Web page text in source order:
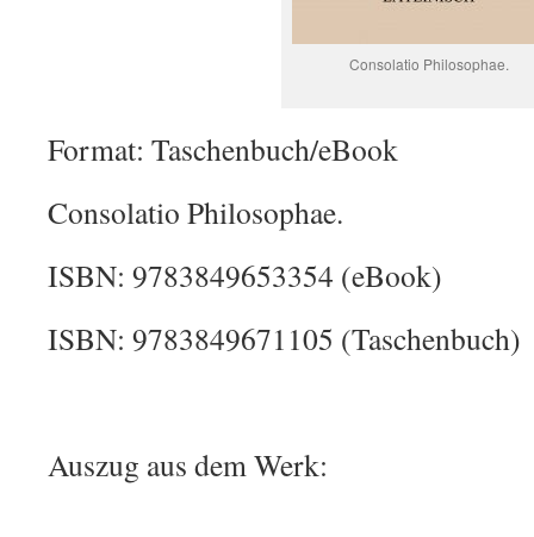
Consolatio Philosophae.
Format: Taschenbuch/eBook
Consolatio Philosophae.
ISBN: 9783849653354 (eBook)
ISBN: 9783849671105 (Taschenbuch)
Auszug aus dem Werk: